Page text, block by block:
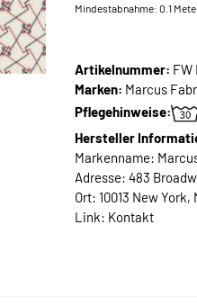
Mindestabnahme: 0.1
Artikelnummer: FW
Marken: Marcus
Pflegehinweise:
Hersteller
Markenname:
Adresse: 483
Ort: 10013 New York,
Link: Kontakt